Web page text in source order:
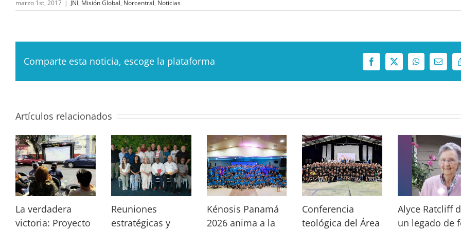
marzo 1st, 2017 | JNI, Misión Global, Norcentral, Noticias
Comparte esta noticia, escoge la plataforma Facebook
X WhatsAppCorreo
Artículos relacionados
La verdadera
victoria: Proyecto
Reuniones
estratégicas y
Kénosis Panamá
2026 anima a la
Conferencia
teológica del Área
Alyce Ratcliff
un legado de